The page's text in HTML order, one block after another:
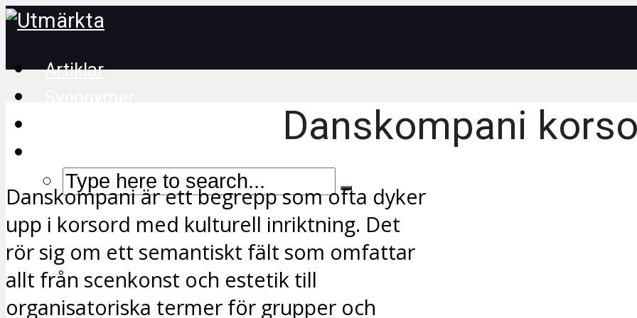
Artiklar
Danskompani
Danskompani är ett begrepp som ofta dyker
upp i korsord med kulturell inriktning. Det
rör sig om ett semantiskt fält som omfattar
allt från scenkonst och estetik till
organisatoriska termer för grupper och